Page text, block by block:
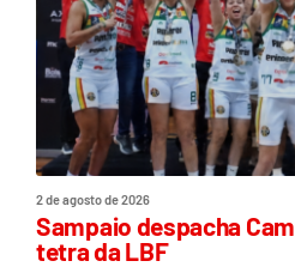
2 de agosto de 2026
Sampaio despacha
tetra da LBF